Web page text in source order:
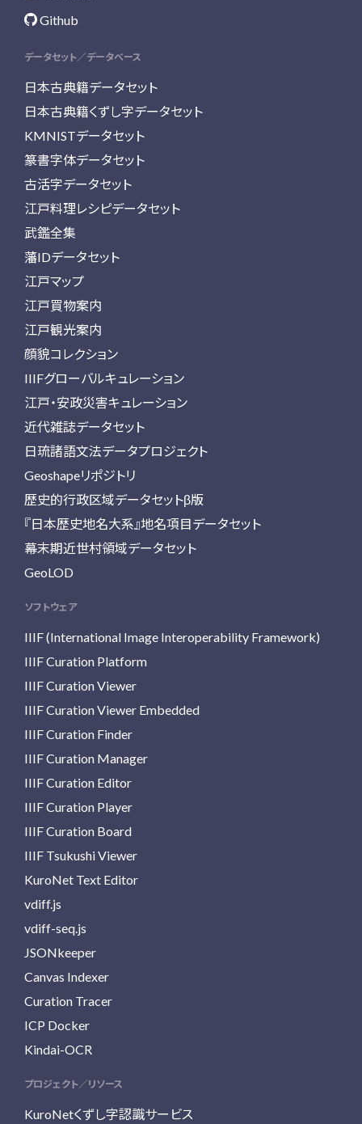
Github
データセット／データベース
日本古典籍データセット
日本古典籍くずし字データセット
KMNISTデータセット
篆書字体データセット
古活字データセット
江戸料理レシピデータセット
武鑑全集
藩IDデータセット
江戸マップ
江戸買物案内
江戸観光案内
顔貌コレクション
IIIFグローバルキュレーション
江戸・安政災害キュレーション
近代雑誌データセット
日琉諸語文法データプロジェクト
Geoshapeリポジトリ
歴史的行政区域データセットβ版
『日本歴史地名大系』地名項目データセット
幕末期近世村領域データセット
GeoLOD
ソフトウェア
IIIF (International Image Interoperability Framework)
IIIF Curation Platform
IIIF Curation Viewer
IIIF Curation Viewer Embedded
IIIF Curation Finder
IIIF Curation Manager
IIIF Curation Editor
IIIF Curation Player
IIIF Curation Board
IIIF Tsukushi Viewer
KuroNet Text Editor
vdiff.js
vdiff-seq.js
JSONkeeper
Canvas Indexer
Curation Tracer
ICP Docker
Kindai-OCR
プロジェクト／リソース
KuroNetくずし字認識サービス